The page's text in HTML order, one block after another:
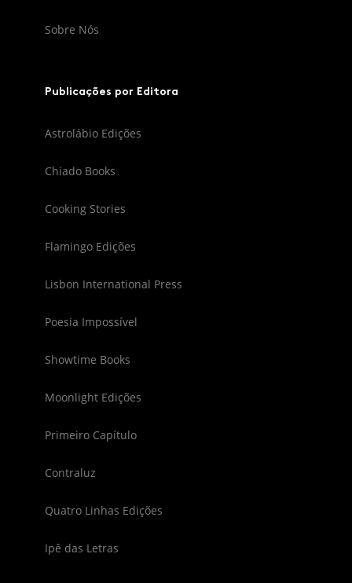
Sobre Nós
Publicações por Editora
Astrolábio Edições
Chiado Books
Cooking Stories
Flamingo Edições
Lisbon International Press
Poesia Impossível
Showtime Books
Moonlight Edições
Primeiro Capítulo
Contraluz
Quatro Linhas Edições
Ipê das Letras